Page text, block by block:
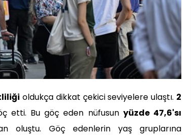
oldukça dikkat çekici seviyelere ulaştı. 2
etti. Bu göç eden nüfusun yüzde 47,6'sı
oluştu. Göç edenlerin yaş gruplarına